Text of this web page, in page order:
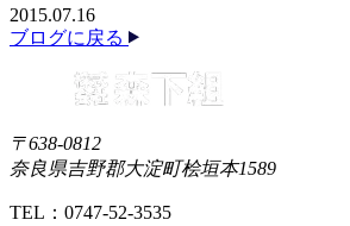
2015.07.16
ブログに戻る
〒638-0812
奈良県吉野郡大淀町桧垣本1589
TEL：0747-52-3535